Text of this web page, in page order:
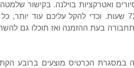
ואטרקציות בוילנה. בקישור
התקף למשך 24 או 72 שעות. וכדי להקל עליכם
בעת ההזמנה ואז תוכלו גם
במסגרת הכרטיס מוצעים ברובע